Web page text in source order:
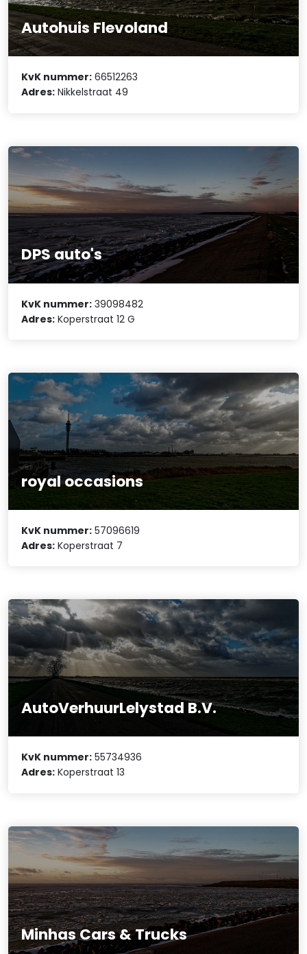
Autohuis Flevoland
KvK nummer: 66512263
Adres: Nikkelstraat 49
DPS auto's
KvK nummer: 39098482
Adres: Koperstraat 12 G
royal occasions
KvK nummer: 57096619
Adres: Koperstraat 7
AutoVerhuurLelystad B.V.
KvK nummer: 55734936
Adres: Koperstraat 13
Minhas Cars & Trucks